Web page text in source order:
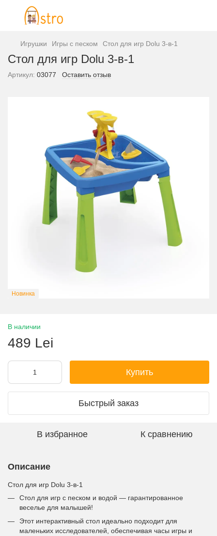
Игрушки Игры с песком Стол для игр Dolu 3-в-1
Стол для игр Dolu 3-в-1
Артикул: 03077 Оставить отзыв
Новинка
В наличии
489 Lei
Купить
Быстрый заказ
В избранное К сравнению
Описание
Стол для игр Dolu 3-в-1
Стол для игр с песком и водой — гарантированное
веселье для малышей!
Этот интерактивный стол идеально подходит для
маленьких исследователей, обеспечивая часы игры и